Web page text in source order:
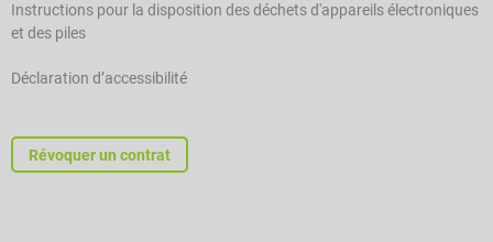
Instructions pour la disposition des déchets d'appareils électroniques
et des piles
Déclaration d’accessibilité
Révoquer un contrat